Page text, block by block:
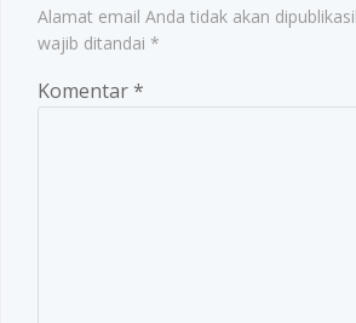
Alamat email Anda tidak akan
wajib ditandai *
Komentar*